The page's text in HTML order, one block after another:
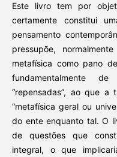
Este livro tem por
certamente constitui
pensamento
pressupõe,
metafísica como pano
fundamentalmente
“repensadas”, ao que
“metafísica geral ou
do ente enquanto tal. O
de questões que
integral, o que